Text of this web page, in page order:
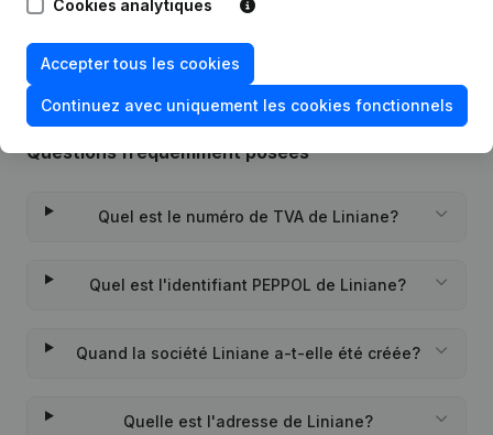
Questions fréquemment posées
Quel est le numéro de TVA de Liniane?
Quel est l'identifiant PEPPOL de Liniane?
Quand la société Liniane a-t-elle été créée?
Quelle est l'adresse de Liniane?
Cookies analytiques
Accepter tous les cookies
Continuez avec uniquement les cookies fonctionnels